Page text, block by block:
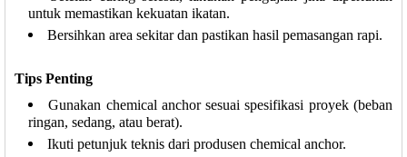
untuk memastikan kekuatan ikatan.
Bersihkan area sekitar dan pastikan hasil pemasangan rapi.
Tips Penting
Gunakan chemical anchor sesuai spesifikasi proyek (beban
ringan, sedang, atau berat).
Ikuti petunjuk teknis dari produsen chemical anchor.